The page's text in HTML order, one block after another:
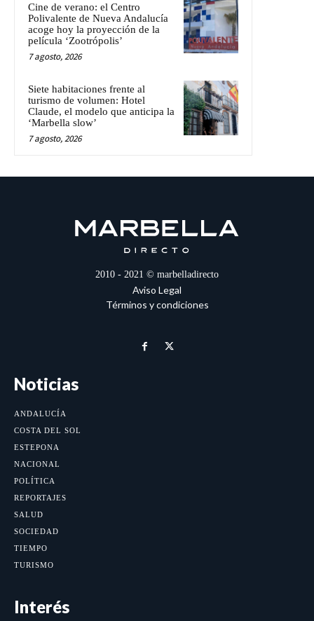
Cine de verano: el Centro
Polivalente de Nueva Andalucía
acoge hoy la proyección de la
película ‘Zootrópolis’
7 agosto, 2026
Siete habitaciones frente al
turismo de volumen: Hotel
Claude, el modelo que anticipa la
‘Marbella slow’
7 agosto, 2026
2010 - 2021 © marbelladirecto
Aviso Legal
Términos y condiciones
Noticias
ANDALUCÍA
COSTA DEL SOL
ESTEPONA
NACIONAL
POLÍTICA
REPORTAJES
SALUD
SOCIEDAD
TIEMPO
TURISMO
Interés